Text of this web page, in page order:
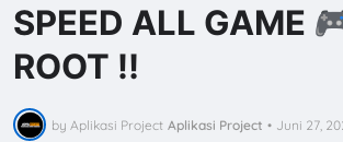
SPEED ALL GAME
ROOT ‼️
by Aplikasi Project Aplikasi Project • Juni 27,